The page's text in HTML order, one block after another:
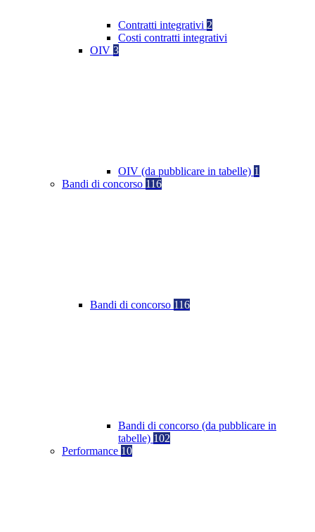
Contratti integrativi 2
Costi contratti integrativi
OIV 3
OIV (da pubblicare in tabelle) 1
Bandi di concorso 116
Bandi di concorso 116
Bandi di concorso (da pubblicare in
tabelle) 102
Performance 10